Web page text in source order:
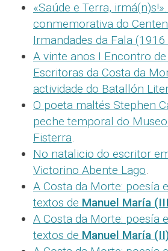
«Saúde e Terra,
conmemorativa do
Irmandades da Fala
A vinte anos I Encontro
Escritoras da Costa da
actividade do Batallón
O poeta maltés Stephen
peche temporal do
Fisterra.
No natalicio do escritor
Victorino Abente Lago.
A Costa da Morte: poesía
textos de Manuel María
A Costa da Morte: poesía
textos de Manuel María